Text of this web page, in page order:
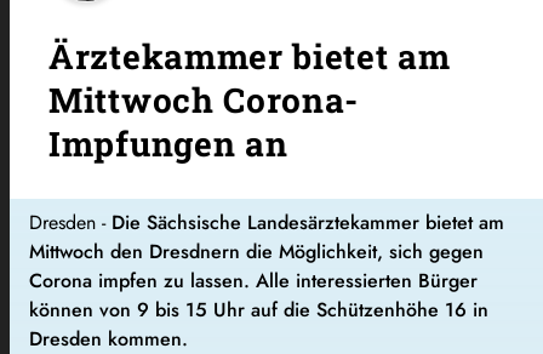
Ärztekammer bietet am
Mittwoch Corona-
Impfungen an
Dresden - Die Sächsische Landesärztekammer bietet am
Mittwoch den Dresdnern die Möglichkeit, sich gegen
Corona impfen zu lassen. Alle interessierten Bürger
können von 9 bis 15 Uhr auf die Schützenhöhe 16 in
Dresden kommen.